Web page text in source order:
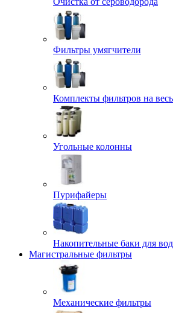
Фильтры умягчители
Комплекты фильтров на
Угольные колонны
Пурифайеры
Накопительные баки для
Магистральные фильтры
Механические фильтры